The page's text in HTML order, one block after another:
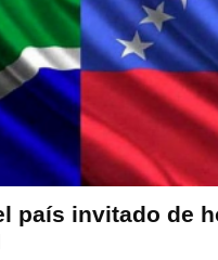
país invitado de